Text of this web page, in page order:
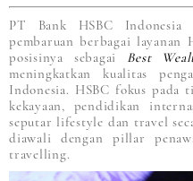
PT Bank HSBC Indonesia
pembaruan berbagai layanan
posisinya sebagai Best
meningkatkan kualitas
Indonesia. HSBC fokus pada
kekayaan, pendidikan
seputar lifestyle dan travel
diawali dengan pillar
travelling.